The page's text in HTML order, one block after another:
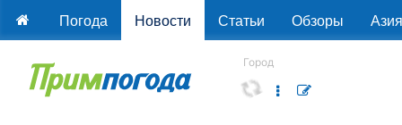
Погода Новости Статьи Обзоры Азия
Город